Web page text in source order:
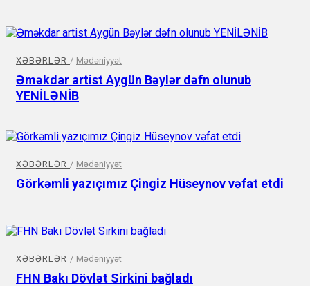
XƏBƏRLƏR / Mədəniyyət
Əməkdar artist Aygün Bəylər dəfn olunub
YENİLƏNİB
XƏBƏRLƏR / Mədəniyyət
Görkəmli yazıçımız Çingiz Hüseynov vəfat etdi
XƏBƏRLƏR / Mədəniyyət
FHN Bakı Dövlət Sirkini bağladı